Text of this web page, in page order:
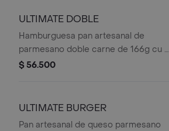
ULTIMATE DOBLE
Hamburguesa pan artesanal de
parmesano doble carne de 166g cu 4
quesos cheddar chicharrones
+ Papas.
$ 56.500
ULTIMATE BURGER
Pan artesanal de queso parmesano